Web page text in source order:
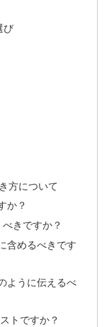
び
方について
か？
きですか？
含めるべきです
ように伝えるべ
トですか？